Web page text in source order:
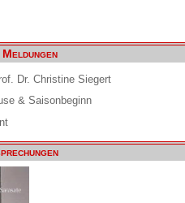
Dr. Christine Siegert
& Saisonbeginn